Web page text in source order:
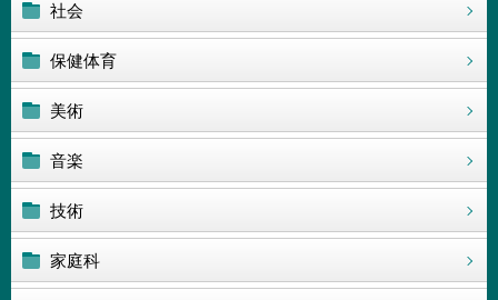
社会
保健体育
美術
音楽
技術
家庭科